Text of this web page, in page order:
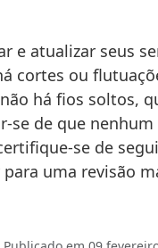
e atualizar seus
cortes ou
há fios soltos,
de que
se de
uma revisão